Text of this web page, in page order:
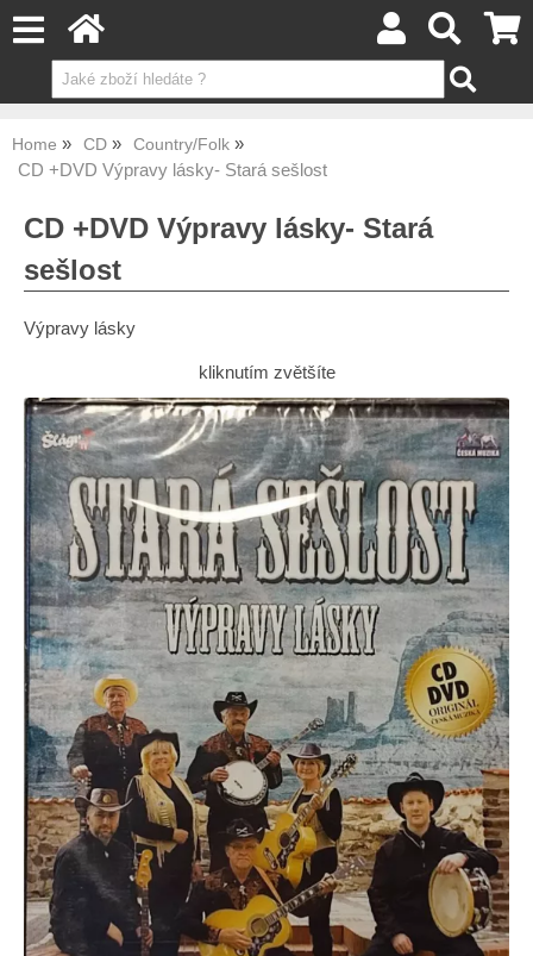
Home CD Country/Folk
CD +DVD Výpravy lásky- Stará sešlost
CD +DVD Výpravy lásky- Stará
sešlost
Výpravy lásky
kliknutím zvětšíte